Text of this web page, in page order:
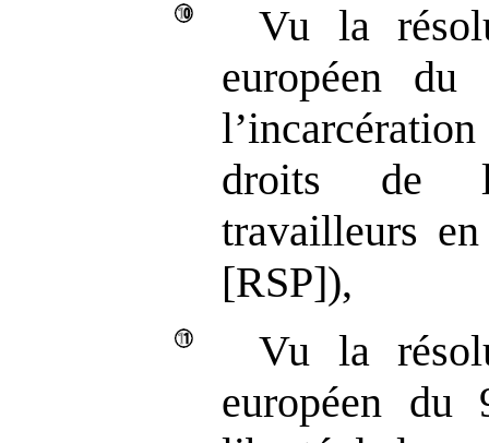
Vu la
européen
droits de
travailleurs
[RSP]),
Vu la
européen